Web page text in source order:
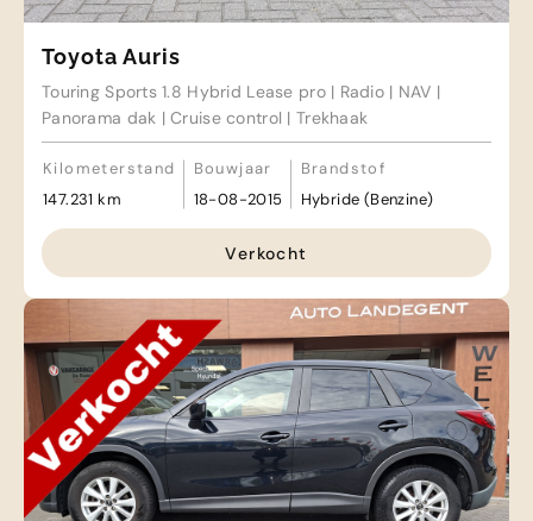
Toyota Auris
Touring Sports 1.8 Hybrid Lease pro | Radio | NAV |
Panorama dak | Cruise control | Trekhaak
Kilometerstand
147.231 km
Bouwjaar
18-08-2015
Brandstof
Hybride (Benzine)
Verkocht